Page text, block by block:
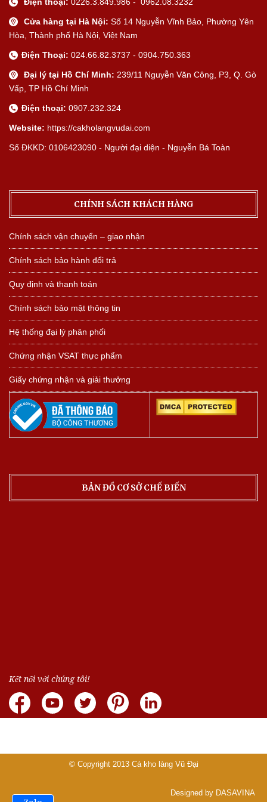
Cửa hàng tại Hà Nội: Số 14 Nguyễn Vĩnh Bảo, Phường Yên
Hòa, Thành phố Hà Nội, Việt Nam
Điện Thoại: 024.66.82.3737 - 0904.750.363
Đại lý tại Hồ Chí Minh: 239/11 Nguyễn Văn Công, P3, Q. Gò
Vấp, TP Hồ Chí Minh
Điện thoại: 0907.232.324
Website: https://cakholangvudai.com
Số ĐKKD: 0106423090 - Người đại diện - Nguyễn Bá Toàn
CHÍNH SÁCH KHÁCH HÀNG
Chính sách vận chuyển – giao nhận
Chính sách bảo hành đổi trả
Quy định và thanh toán
Chính sách bảo mật thông tin
Hệ thống đại lý phân phối
Chứng nhận VSAT thực phẩm
Giấy chứng nhận và giải thưởng
BẢN ĐỒ CƠ SỞ CHẾ BIẾN
Kết nối với chúng tôi!
© Copyright 2013 Cá kho làng Vũ Đại
Designed by DASAVINA